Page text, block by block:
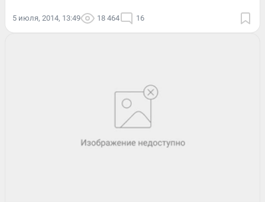
5 июля, 2014, 13:49 18 464 16